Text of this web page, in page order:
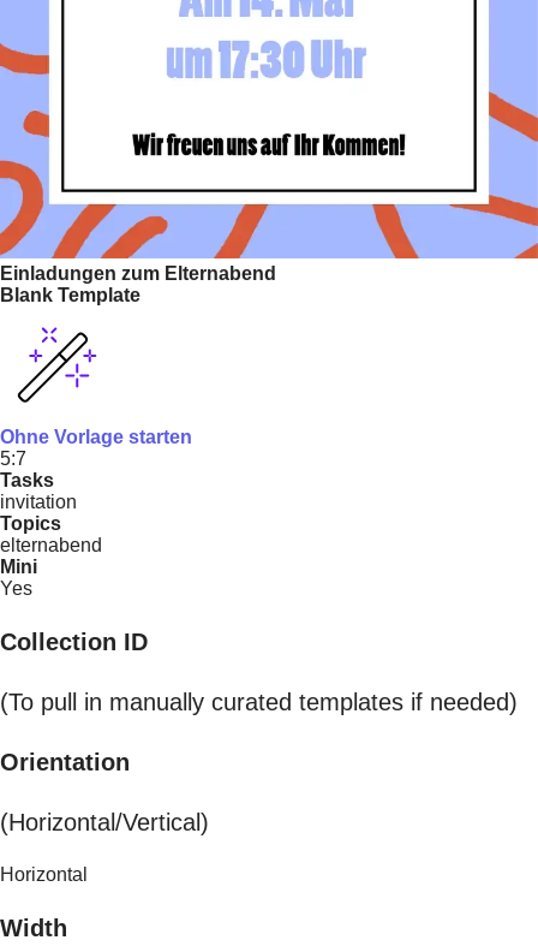
Einladungen zum Elternabend
Blank Template
Ohne Vorlage starten
5:7
Tasks
invitation
Topics
elternabend
Mini
Yes
Collection ID
(To pull in manually curated templates if needed)
Orientation
(Horizontal/Vertical)
Horizontal
Width